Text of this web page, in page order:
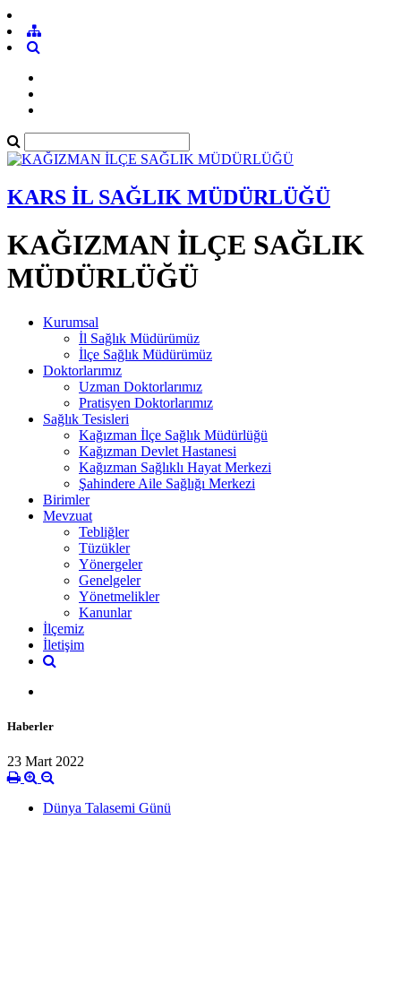
KARS İL SAĞLIK MÜDÜRLÜĞÜ
KAĞIZMAN İLÇE SAĞLIK
MÜDÜRLÜĞÜ
Kurumsal
İl Sağlık Müdürümüz
İlçe Sağlık Müdürümüz
Doktorlarımız
Uzman Doktorlarımız
Pratisyen Doktorlarımız
Sağlık Tesisleri
Kağızman İlçe Sağlık Müdürlüğü
Kağızman Devlet Hastanesi
Kağızman Sağlıklı Hayat Merkezi
Şahindere Aile Sağlığı Merkezi
Birimler
Mevzuat
Tebliğler
Tüzükler
Yönergeler
Genelgeler
Yönetmelikler
Kanunlar
İlçemiz
İletişim
Haberler
23 Mart 2022
Dünya Talasemi Günü